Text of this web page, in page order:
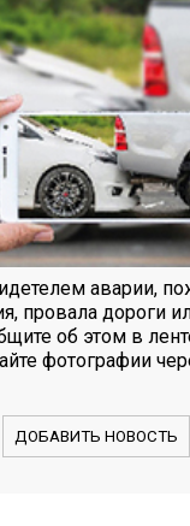
аварии,
провала дороги
об этом в
фотографии
ДОБАВИТЬ НОВОСТЬ